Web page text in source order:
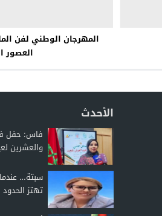
المهرجان الوطني لفن
العصور
الأحدث
فاس: حفل
والعشرين
سبتة…
تهتز الحدود